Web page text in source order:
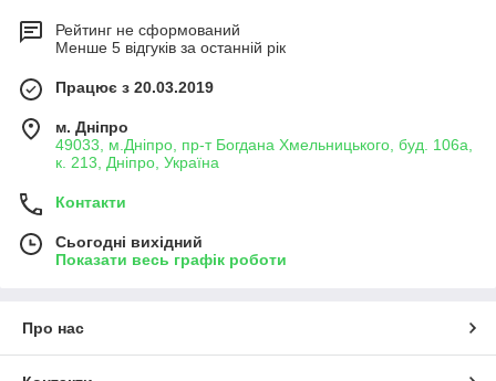
Рейтинг не сформований
Менше 5 відгуків за останній рік
Працює з 20.03.2019
м. Дніпро
49033, м.Дніпро, пр-т Богдана Хмельницького, буд. 106а,
к. 213, Дніпро, Україна
Контакти
Сьогодні вихідний
Показати весь графік роботи
Про нас